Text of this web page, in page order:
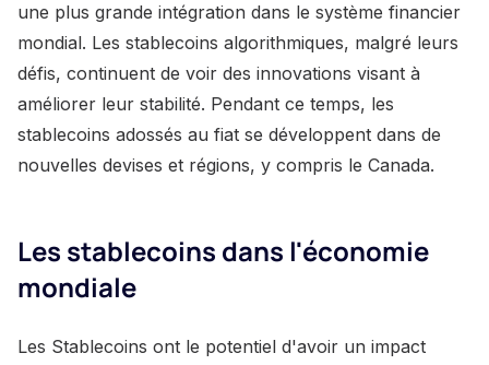
une plus grande intégration dans le système financier
mondial. Les stablecoins algorithmiques, malgré leurs
défis, continuent de voir des innovations visant à
améliorer leur stabilité. Pendant ce temps, les
stablecoins adossés au fiat se développent dans de
nouvelles devises et régions, y compris le Canada.
Les stablecoins dans l'économie
mondiale
Les Stablecoins ont le potentiel d'avoir un impact